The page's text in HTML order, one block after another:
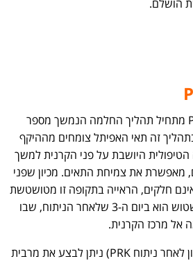
הושלם.
בשיטת PRK מתחיל תהליך החלמה הנמשך מספר
3 עד 5 ימים. בתהליך זה תאי האפיתל צומחים מההיקף
היושבת על פני הקרנית למשך
של לפחות 5 ימים, מאפשרת את צמיחת התאים. מכיון שפני
חלקים, הראייה בתקופה זו מטושטשת
במידה מסויימת. שיא הטשטוש הוא ביום ה-3 שלאחר הניתוח, שבו
אל מרכז הקרנית.
בתקופה זו (בשבוע הראשון לאחר ניתוח PRK) ניתן לבצע את מרבית